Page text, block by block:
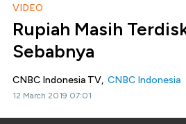
VIDEO
Rupiah Masih
Sebabnya
CNBC Indonesia TV, CNBC Indonesia
12 March 2019 07:01